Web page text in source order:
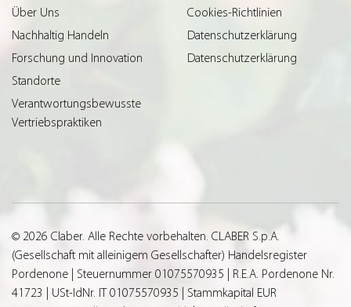
Über Uns
Nachhaltig Handeln
Forschung und Innovation
Standorte
Verantwortungsbewusste
Vertriebspraktiken
Cookies-Richtlinien
Datenschutzerklärung
Datenschutzerklärung
© 2026 Claber. Alle Rechte vorbehalten. CLABER S.p.A.
(Gesellschaft mit alleinigem Gesellschafter) Handelsregister
Pordenone | Steuernummer 01075570935 | R.E.A. Pordenone Nr.
41723 | USt-IdNr. IT 01075570935 | Stammkapital EUR